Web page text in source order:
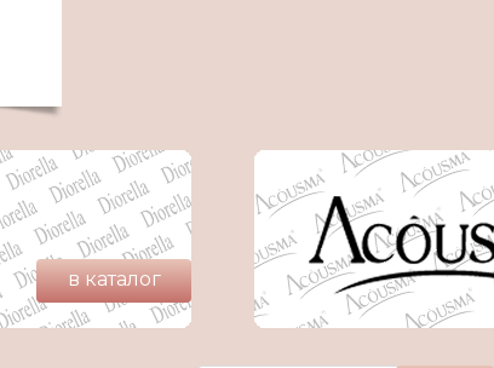
в каталог